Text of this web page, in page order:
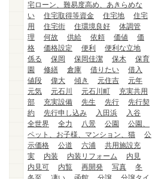
宅ローン、難易度高め、あきらめな
い
住宅取得等資金 住宅地
住宅
用
住宅街 住環境良好
体調管
理
何故 供給 依頼 価値
価
格
価格設定 便利
便利な立地
係る
保岡 保岡佳潔 保木
保育
園
修繕 倉庫 借りたい
借入
値段
偉大 傾き 元住吉
元年
元気
元石川 元石川町
充実共用
部
充実設備 先生 先行
先行契
約
先行申し込み 入田浜
入谷
全世界
全力 八景 公園
公園、
ペット、お子様、マンション、猫
公
示価格
公道 六浦
共用施設充
実
内装 内装リフォーム
内見
内見可
内覧 再開発 写真
冬